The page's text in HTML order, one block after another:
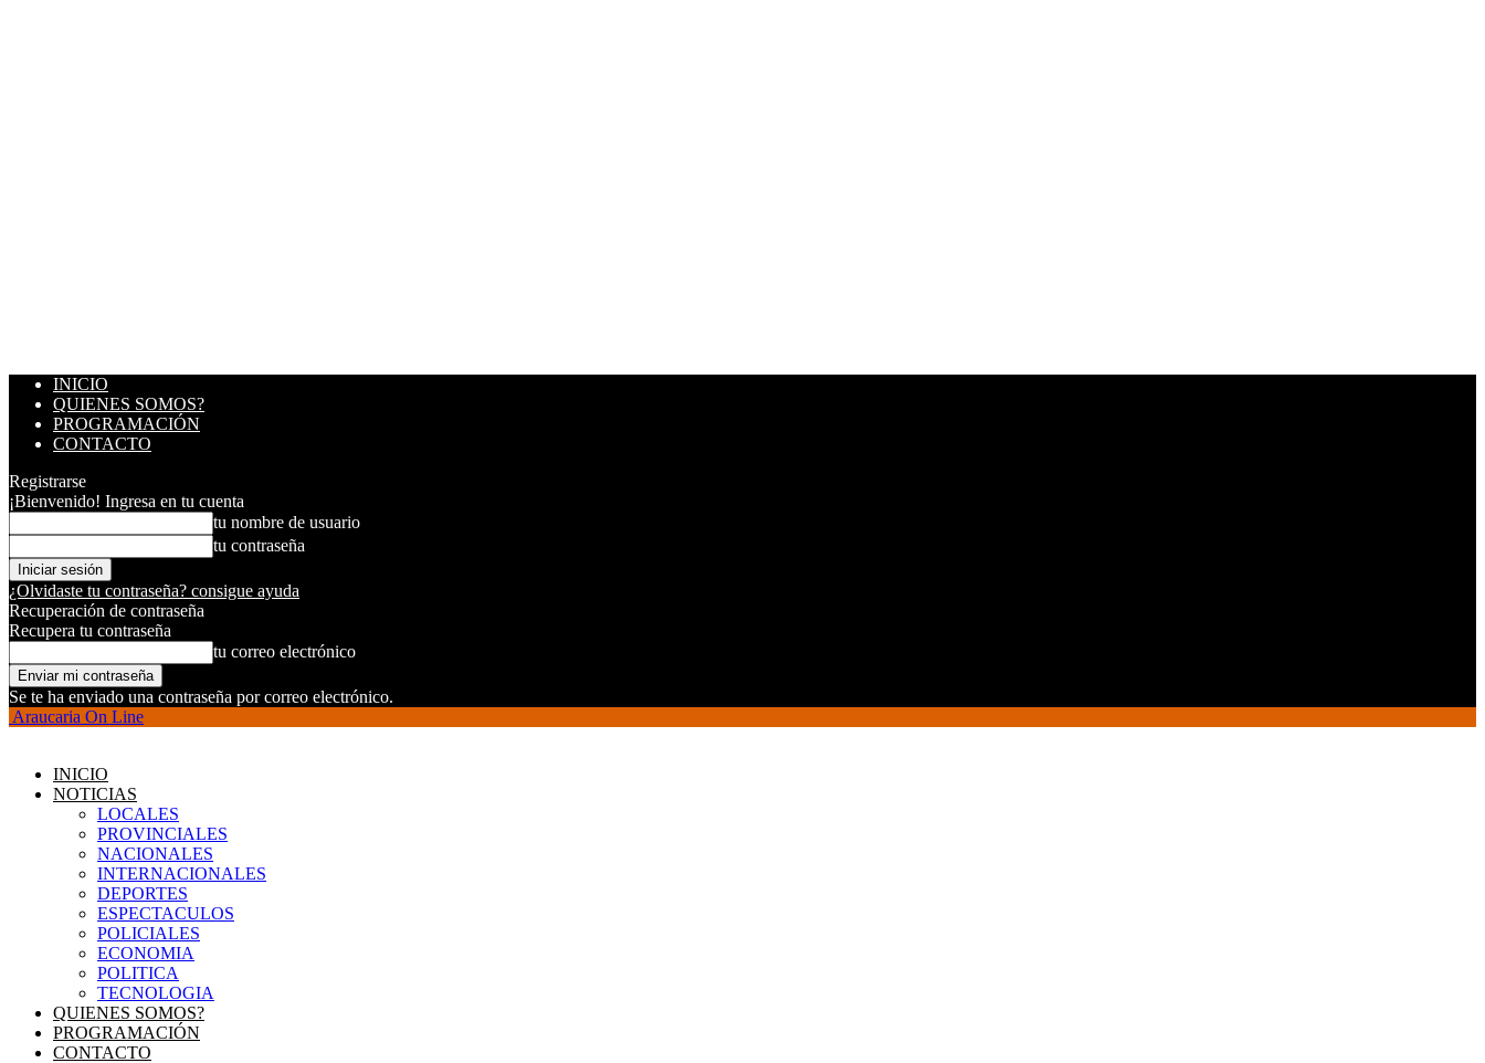
INICIO
QUIENES SOMOS?
PROGRAMACIÓN
CONTACTO
Registrarse
¡Bienvenido! Ingresa en tu cuenta
tu nombre de usuario
tu contraseña
¿Olvidaste tu contraseña? consigue ayuda
Recuperación de contraseña
Recupera tu contraseña
tu correo electrónico
Se te ha enviado una contraseña por correo electrónico.
Araucaria On Line
INICIO
NOTICIAS
LOCALES
PROVINCIALES
NACIONALES
INTERNACIONALES
DEPORTES
ESPECTACULOS
POLICIALES
ECONOMIA
POLITICA
TECNOLOGIA
QUIENES SOMOS?
PROGRAMACIÓN
CONTACTO